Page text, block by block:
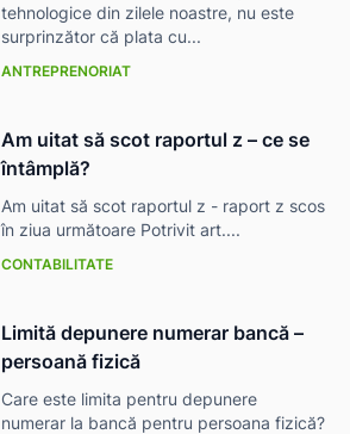
tehnologice din zilele noastre, nu este
surprinzător că plata cu...
ANTREPRENORIAT
Am uitat să scot raportul z – ce se
întâmplă?
Am uitat să scot raportul z - raport z scos
în ziua următoare Potrivit art....
CONTABILITATE
Limită depunere numerar bancă –
persoană fizică
Care este limita pentru depunere
numerar la bancă pentru persoana fizică?